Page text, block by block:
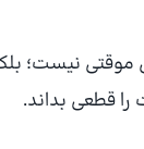
نیست؛
قطعی بداند.